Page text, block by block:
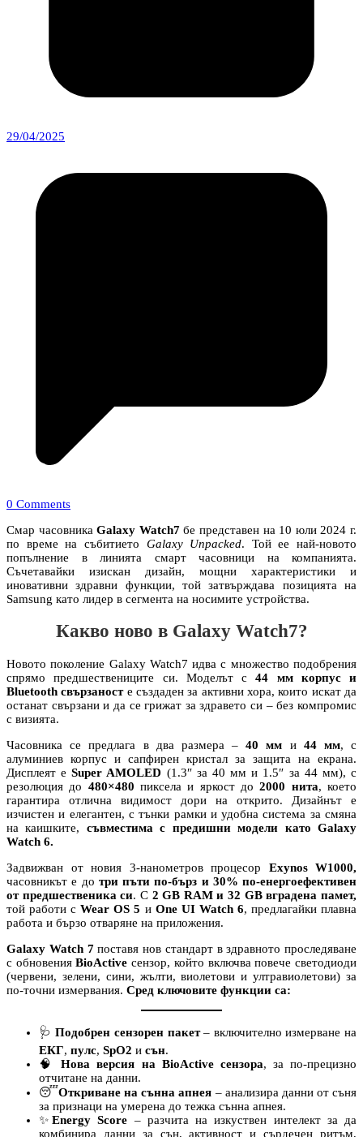
29/04/2025
0 Comments
Смар часовника Galaxy Watch7бе представен на 10 юли 2024 г.
по време на събитието Galaxy Unpacked. Той ее най-новото
попълнение в линията смарт часовници на компанията.
Съчетавайки изискан дизайн, мощни характеристики и
иновативни здравни функции, той затвърждава позицията на
Samsung като лидер в сегмента на носимите устройства.
Какво ново в Galaxy Watch7?
Новото поколение Galaxy Watch7 идва с множество подобрения
спрямо предшествениците си. Моделът с44 мм корпус и
Bluetooth свързаносте създаден за активни хора, които искат да
останат свързани и да се грижат за здравето си – без компромис
с визията.
Часовника се предлага в два размера – 40 мм и 44 мм, с
алуминиев корпус и сапфирен кристал за защита на екрана.
Дисплеят е Super AMOLED (1.3″ за 40 мм и 1.5″ за 44 мм), с
резолюция до 480×480 пиксела и яркост до 2000 нита, което
гарантира отлична видимост дори на открито. Дизайнът е
изчистен и елегантен, с тънки рамки и удобна система за смяна
на каишките, съвместима с предишни модели като Galaxy
Watch 6.
Задвижван от новия 3-нанометров процесор Exynos W1000,
часовникът е до три пъти по-бърз и 30% по-енергоефективен
от предшественика си. С2 GB RAM и 32 GB вградена памет,
той работи сWear OS 5 иOne UI Watch 6, предлагайки плавна
работа и бързо отваряне на приложения.
Galaxy Watch 7поставя нов стандарт в здравното проследяване
с обновенияBioActiveсензор, който включва повече светодиоди
(червени, зелени, сини, жълти, виолетови и ултравиолетови) за
по-точни измервания. Сред ключовите функции са:
🩺Подобрен сензорен пакет– включително измерване на
ЕКГ, пулс, SpO2 и сън.
🧠Нова версия на BioActive сензора, за по-прецизно
отчитане на данни.
😴Откриване на сънна апнея – анализира данни от съня
за признаци на умерена до тежка сънна апнея.
✨Energy Score – разчита на изкуствен интелект за да
комбинира данни за сън, активност и сърдечен ритъм,